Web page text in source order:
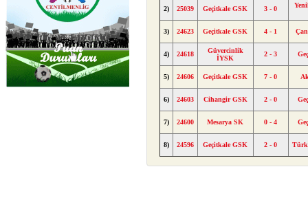
2) 25039 Geçitkale GSK 3 - 0
3) 24623 Geçitkale GSK 4 - 1
4) 24618
Güvercinlik
İYSK
2 - 3
5) 24606 Geçitkale GSK 7 - 0
6) 24603 Cihangir GSK 2 - 0
7) 24600 Mesarya SK 0 - 4
8) 24596 Geçitkale GSK 2 - 0